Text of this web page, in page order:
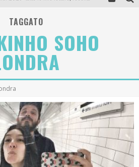
5 | Chanel
TAGGATO
SOHO